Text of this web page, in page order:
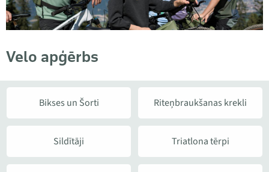
Velo apģērbs
Bikses un Šorti Riteņbraukšanas krekli
Sildītāji Triatlona tērpi